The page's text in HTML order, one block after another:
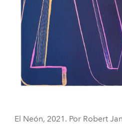
El Neón, 2021. Por Robert